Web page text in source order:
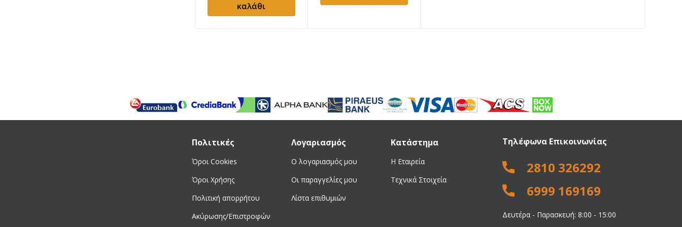
Visco
καλάθι
Πολιτικές
Όροι Cookies
Όροι Χρήσης
Πολιτική απορρήτου
Ακύρωσης/Επιστροφών
Λογαριασμός
Ο λογαριασμός μου
Οι παραγγελίες μου
Λίστα επιθυμιών
Κατάστημα
Η Εταιρεία
Τεχνικά Στοιχεία
Τηλέφωνα Επικοινωνίας
2810 326292
6999 169169
Δευτέρα - Παρασκευή: 8:00 - 15:00